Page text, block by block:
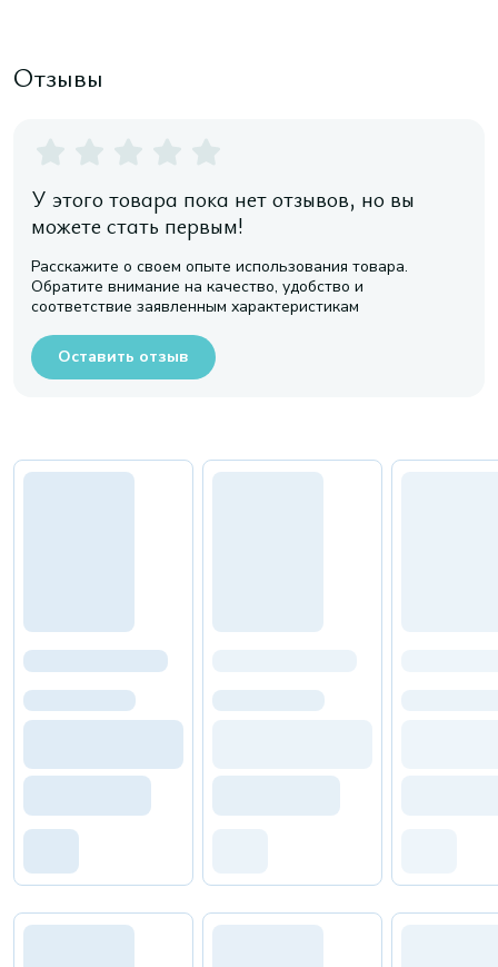
Отзывы
У этого товара пока нет отзывов, но вы
можете стать первым!
Расскажите о своем опыте использования товара.
Обратите внимание на качество, удобство и
соответствие заявленным характеристикам
Оставить отзыв